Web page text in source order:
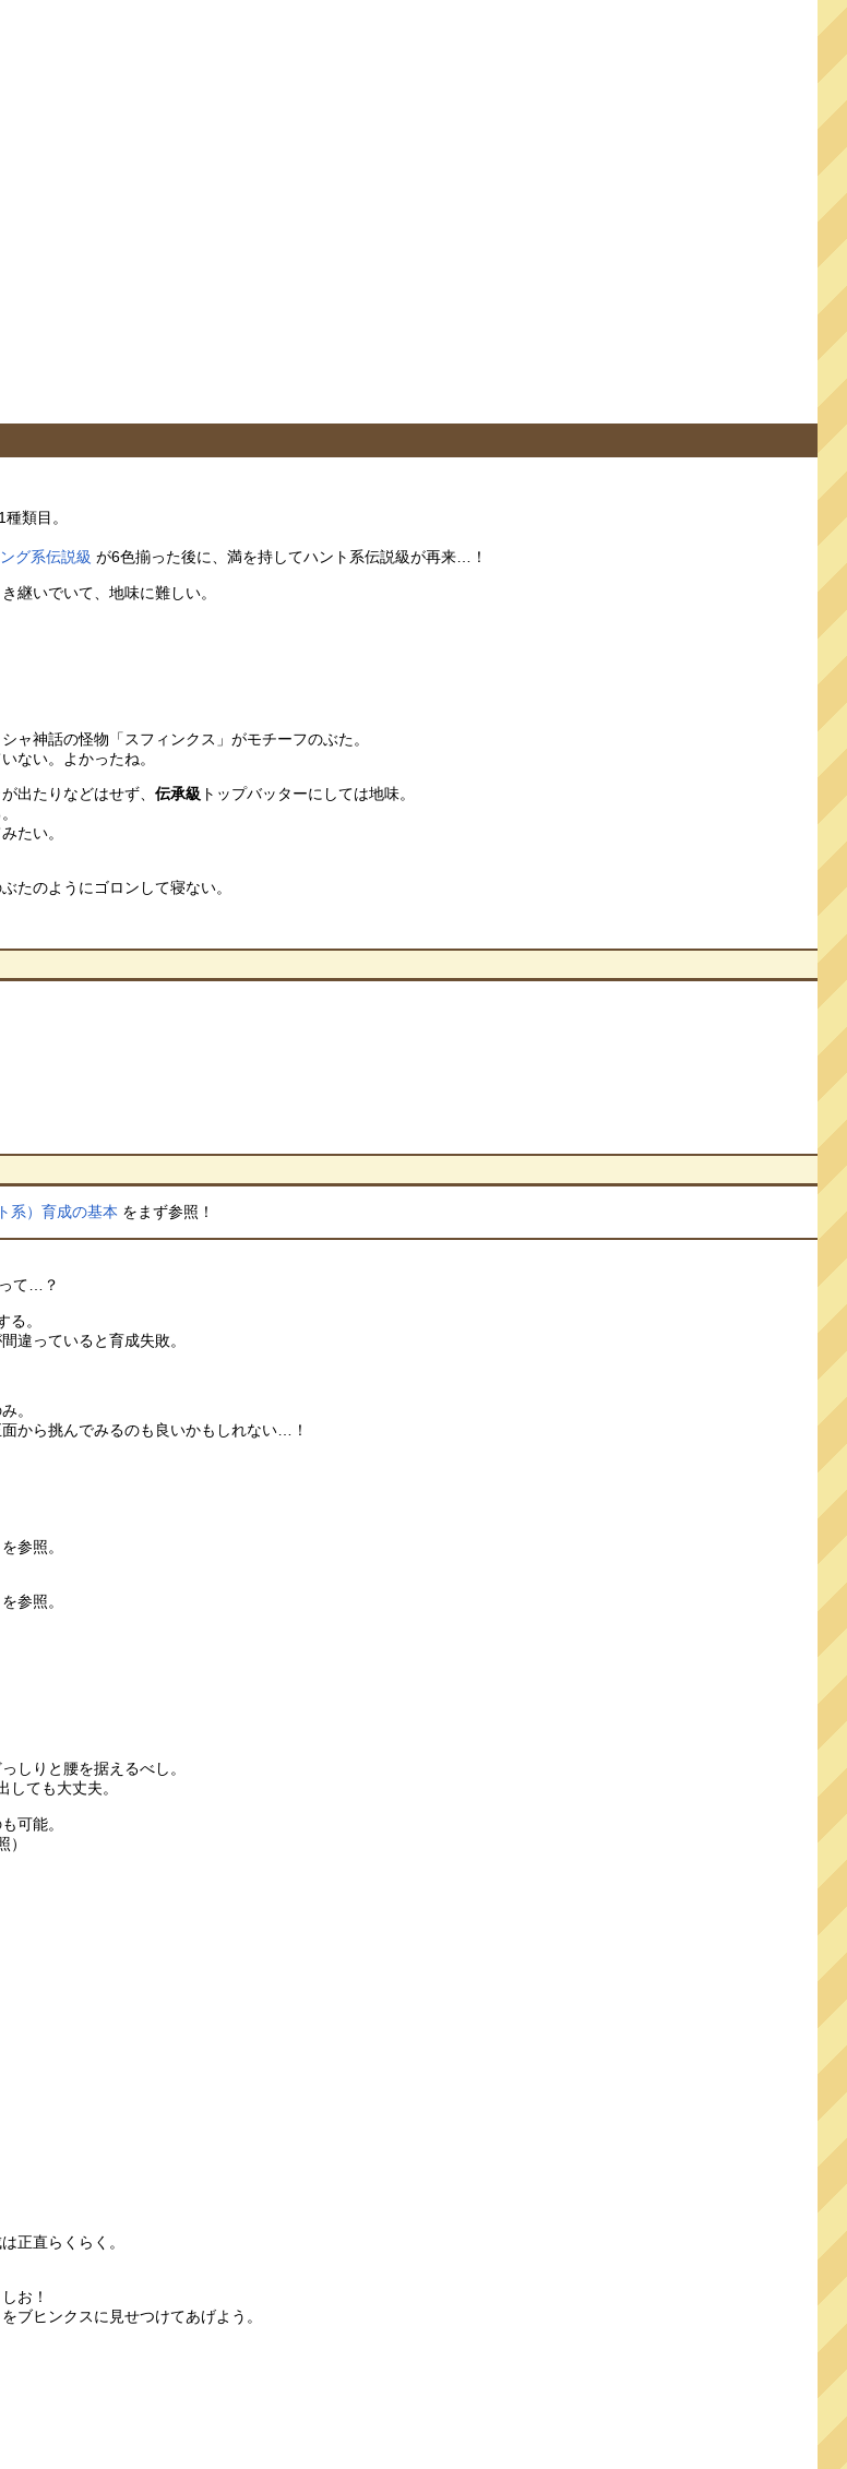
類目。
グ系伝説級 が6色揃った後に、満を持してハント系伝説級が再来…！
継いでいて、地味に難しい。
神話の怪物「スフィンクス」がモチーフのぶた。
ない。よかったね。
出たりなどはせず、伝承級 トップバッターにしては地味。
たい。
たのようにゴロンして寝ない。
系）育成の基本 をまず参照！
て…？
る。
違っていると育成失敗。
。
から挑んでみるのも良いかもしれない…！
参照。
参照。
しりと腰を据えるべし。
ても大丈夫。
可能。
）
正直らくらく。
お！
ブヒンクスに見せつけてあげよう。